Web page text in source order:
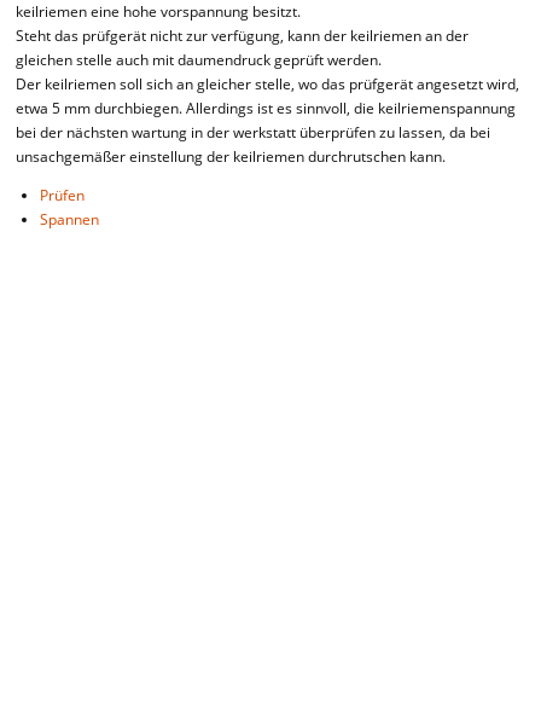
keilriemen eine hohe vorspannung besitzt.
Steht das prüfgerät nicht zur verfügung, kann der keilriemen an der
gleichen stelle auch mit daumendruck geprüft werden.
Der keilriemen soll sich an gleicher stelle, wo das prüfgerät angesetzt wird,
etwa 5 mm durchbiegen. Allerdings ist es sinnvoll, die keilriemenspannung
bei der nächsten wartung in der werkstatt überprüfen zu lassen, da bei
unsachgemäßer einstellung der keilriemen durchrutschen kann.
Prüfen
Spannen